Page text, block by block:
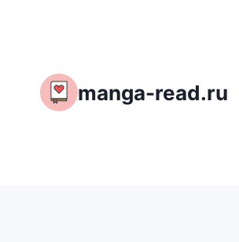
manga-read.ru